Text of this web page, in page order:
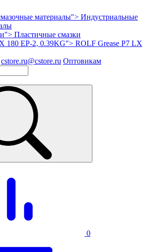
материалы"> Индустриальные
Пластичные смазки
180 EP-2, 0.39KG"> ROLF Grease P7 LX
cstore.ru@cstore.ru Оптовикам
0